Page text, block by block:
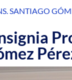
SANTIAGO